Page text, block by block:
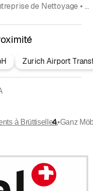
Entreprise de Nettoyage • Déménagements • Débarras
Zurich Airport
à Brüttisellen•Ganz